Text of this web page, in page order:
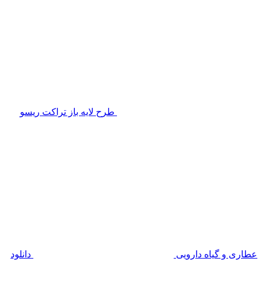
طرح لایه باز تراکت ریسو
عطاری و گیاه دارویی دانلود